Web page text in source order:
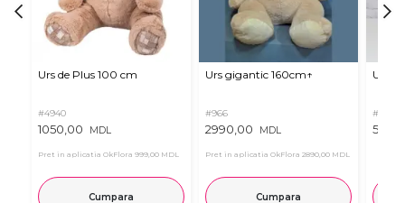
Urs de Plus 100 cm
#4940
1050,00 MDL
Pret in aplicatia OkFlora 999,00 MDL
Cumpara
Urs gigantic 160cm↑
#966
2990,00 MDL
Pret in aplicatia OkFlora 2890,00 MDL
Cumpara
Urs
#11